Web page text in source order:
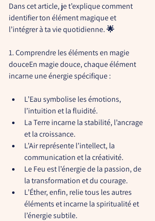
Dans cet article, je t’explique comment
identifier ton élément magique et
l’intégrer à ta vie quotidienne. 🌟
1. Comprendre les éléments en magie
douceEn magie douce, chaque élément
incarne une énergie spécifique :
L’Eau symbolise les émotions,
l’intuition et la fluidité.
La Terre incarne la stabilité, l’ancrage
et la croissance.
L’Air représente l’intellect, la
communication et la créativité.
Le Feu est l’énergie de la passion, de
la transformation et du courage.
L’Éther, enfin, relie tous les autres
éléments et incarne la spiritualité et
l’énergie subtile.